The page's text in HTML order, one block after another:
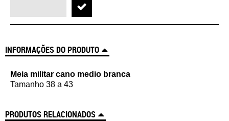
INFORMAÇÕES DO PRODUTO
Meia militar cano medio branca
Tamanho 38 a 43
PRODUTOS RELACIONADOS